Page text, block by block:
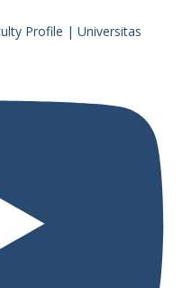
Profile | Universitas